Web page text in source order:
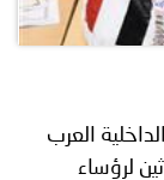
العرب
لرؤساء